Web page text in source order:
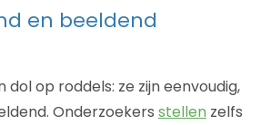
en beeldend
dol op roddels: ze zijn eenvoudig,
Onderzoekers stellen zelfs